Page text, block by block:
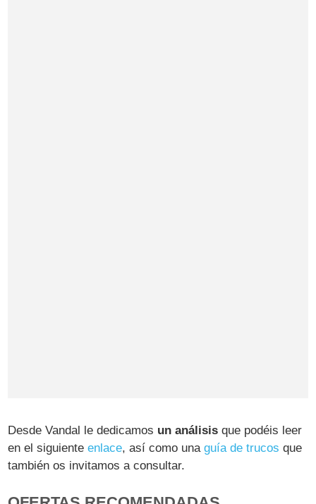
Desde Vandal le dedicamos un análisis que podéis leer
en el siguienteenlace, así como unaguía de trucos que
también os invitamos a consultar.